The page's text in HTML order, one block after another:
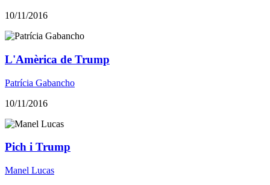
10/11/2016
L'Amèrica de Trump
Patrícia Gabancho
10/11/2016
Pich i Trump
Manel Lucas